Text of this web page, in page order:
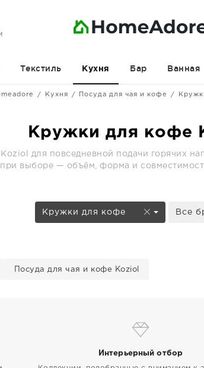
Текстиль Кухня Бар Ванная
Кухня Посуда для чая и кофе
Кружки для кофе
для повседневной подачи горячих
при выборе — объём, форма и
Кружки для кофе Все
Посуда для чая и кофе Koziol
Интерьерный отбор